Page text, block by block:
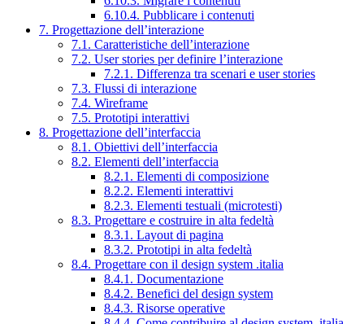
6.10.4. Pubblicare i contenuti
7. Progettazione dell’interazione
7.1. Caratteristiche dell’interazione
7.2. User stories per definire l’interazione
7.2.1. Differenza tra scenari e user stories
7.3. Flussi di interazione
7.4. Wireframe
7.5. Prototipi interattivi
8. Progettazione dell’interfaccia
8.1. Obiettivi dell’interfaccia
8.2. Elementi dell’interfaccia
8.2.1. Elementi di composizione
8.2.2. Elementi interattivi
8.2.3. Elementi testuali (microtesti)
8.3. Progettare e costruire in alta fedeltà
8.3.1. Layout di pagina
8.3.2. Prototipi in alta fedeltà
8.4. Progettare con il design system .italia
8.4.1. Documentazione
8.4.2. Benefici del design system
8.4.3. Risorse operative